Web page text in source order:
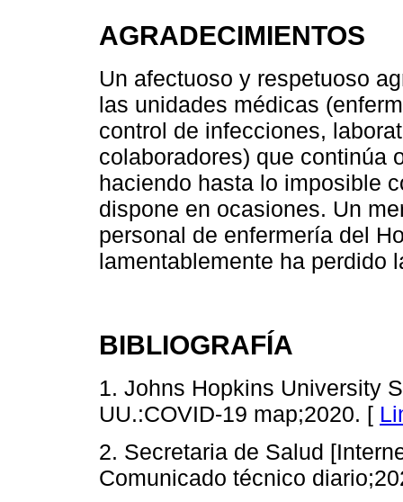
AGRADECIMIENTOS
Un afectuoso y respetuoso
las unidades médicas
control de infecciones,
colaboradores) que continúa
haciendo hasta lo imposible
dispone en ocasiones. Un
personal de enfermería del
lamentablemente ha perdido
BIBLIOGRAFÍA
1. Johns Hopkins University
UU.:COVID-19 map;2020. [
2. Secretaria de Salud
Comunicado técnico